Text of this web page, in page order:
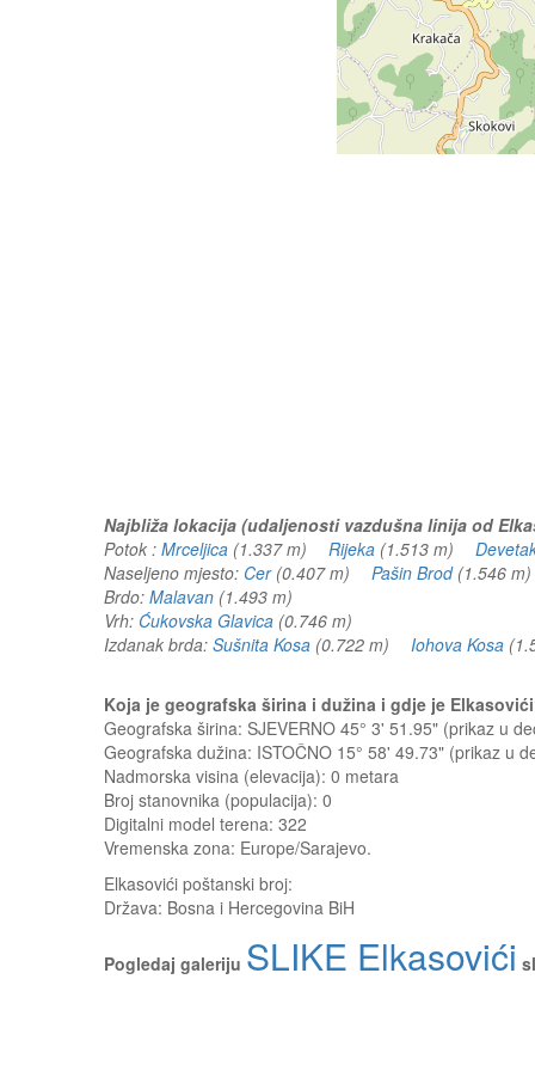
Najbliža lokacija (udaljenosti vazdušna linija od
Potok : Mrceljica (1.337 m) Rijeka (1.513 m)
Naseljeno mjesto: Cer(0.407 m) Pašin Brod(1.546
Brdo: Malavan (1.493 m)
Vrh: Ćukovska Glavica (0.746 m)
Izdanak brda: Sušnita Kosa (0.722 m) Iohova Kosa
Koja je geografska širina i dužina i gdje je
Geografska širina: SJEVERNO 45° 3' 51.95" (prikaz u
Geografska dužina: ISTOČNO 15° 58' 49.73" (prikaz u
Nadmorska visina (elevacija): 0 metara
Broj stanovnika (populacija): 0
Digitalni model terena: 322
Vremenska zona: Europe/Sarajevo.
Elkasovići poštanski broj:
Država: Bosna i Hercegovina BiH
Pogledaj galeriju SLIKE Elkasovići